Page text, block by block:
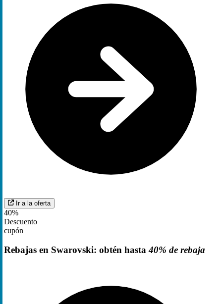
Ir a la oferta
40%
Descuento
cupón
Rebajas en Swarovski: obtén hasta40% de rebaja